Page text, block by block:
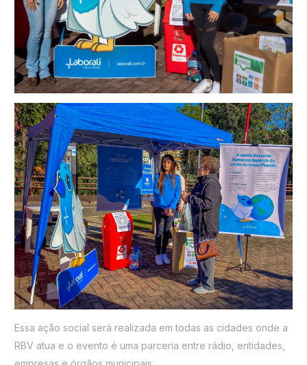
Essa ação social será realizada em todas as cidades onde a
RBV atua e o evento é uma parceria entre rádio, entidades,